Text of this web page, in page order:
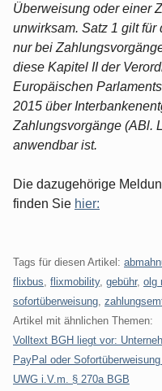
Überweisung oder einer
unwirksam. Satz 1 gilt
nur bei
diese Kapitel II der
Europäischen
2015 über
Zahlungsvorgänge (ABl.
anwendbar ist.
Die dazugehörige
finden Sie hier:
Tags für diesen Artikel:
flixbus flixmobility, gebühr, olg
sofortüberweisung
Artikel mit ähnlichen Themen:
Volltext BGH liegt vor:
PayPal oder
UWG i.V.m. § 270a BGB